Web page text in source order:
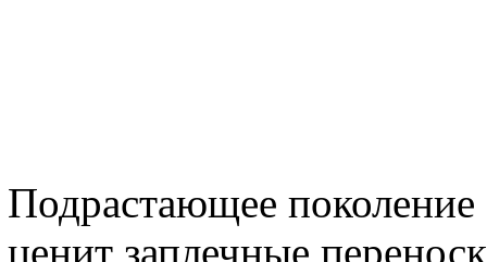
Подрастающее поколение
ценит заплечные